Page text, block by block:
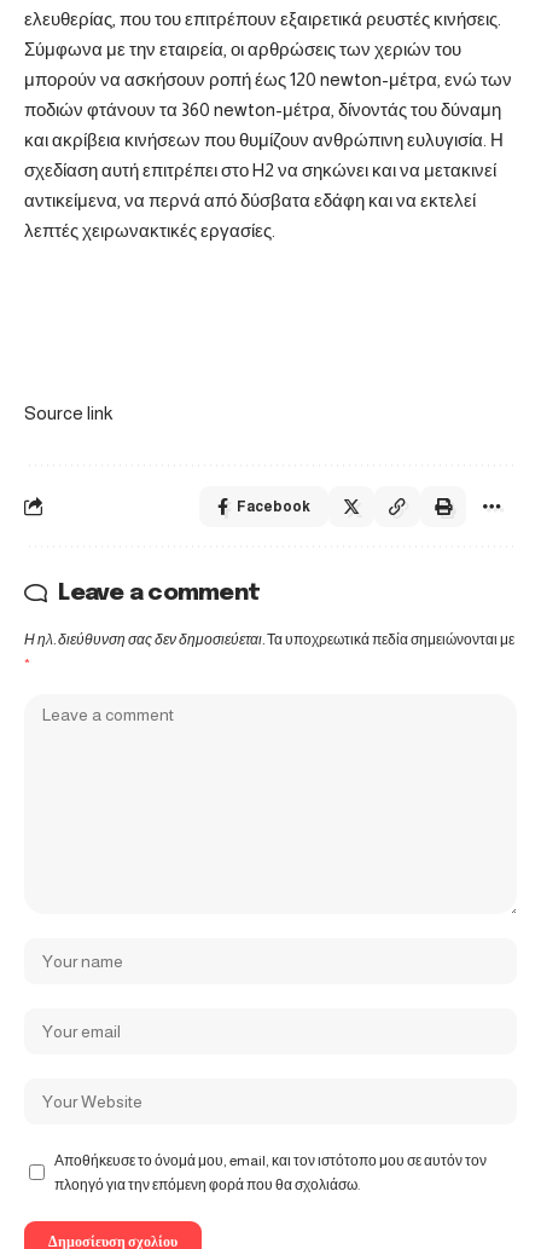
ελευθερίας, που του επιτρέπουν εξαιρετικά ρευστές κινήσεις.
Σύμφωνα με την εταιρεία, οι αρθρώσεις των χεριών του
μπορούν να ασκήσουν ροπή έως 120 newton-μέτρα, ενώ των
ποδιών φτάνουν τα 360 newton-μέτρα, δίνοντάς του δύναμη
και ακρίβεια κινήσεων που θυμίζουν ανθρώπινη ευλυγισία. Η
σχεδίαση αυτή επιτρέπει στο H2 να σηκώνει και να μετακινεί
αντικείμενα, να περνά από δύσβατα εδάφη και να εκτελεί
λεπτές χειρωνακτικές εργασίες.
Source link
Facebook
Leave a comment
Η ηλ. διεύθυνση σας δεν δημοσιεύεται. Τα υποχρεωτικά πεδία σημειώνονται με
*
Αποθήκευσε το όνομά μου, email, και τον ιστότοπο μου σε αυτόν τον
πλοηγό για την επόμενη φορά που θα σχολιάσω.